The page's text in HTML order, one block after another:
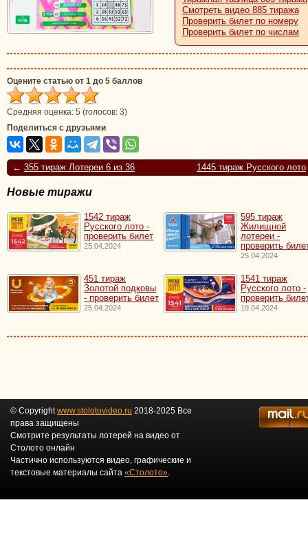
Смотреть видео 885 тиража
Проверить билет по номеру
Проверить билет по числам
Оцените статью от 1 до 5 баллов
Средняя оценка: 5 (голосов: 3)
Поделиться с друзьями
← 355 тираж Лотереи 6 из 36 1445 тираж Русского лото
Новые тиражи
1542 тираж
Русского лото -
проверить билет
25.04.2024
595 тираж
Жилищной
лотереи -
проверить
25.04.2024
451 тираж
Золотой подковы
- проверить билет
25.04.2024
1541 тираж
Русского лото -
проверить
19.04.2024
© Copyrightwww.stolotovideo.ru 2018-2025 Все
права защищены
Смотрите результаты лотерей на видео от
Столото онлайн
Частично используются видео, графические и
текстовые материалы сайта «Столото».